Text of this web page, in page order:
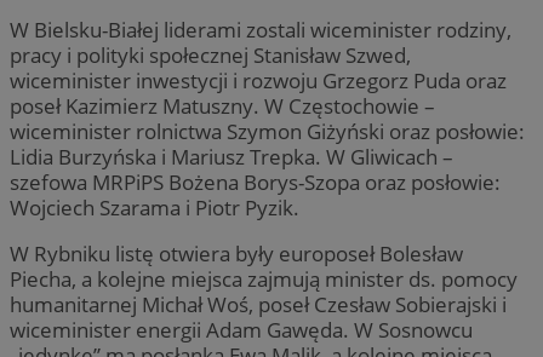
W Bielsku-Białej liderami zostali wiceminister rodziny,
pracy i polityki społecznej Stanisław Szwed,
wiceminister inwestycji i rozwoju Grzegorz Puda oraz
poseł Kazimierz Matuszny. W Częstochowie –
wiceminister rolnictwa Szymon Giżyński oraz posłowie:
Lidia Burzyńska i Mariusz Trepka. W Gliwicach –
szefowa MRPiPS Bożena Borys-Szopa oraz posłowie:
Wojciech Szarama i Piotr Pyzik.
W Rybniku listę otwiera były europoseł Bolesław
Piecha, a kolejne miejsca zajmują minister ds. pomocy
humanitarnej Michał Woś, poseł Czesław Sobierajski i
wiceminister energii Adam Gawęda. W Sosnowcu